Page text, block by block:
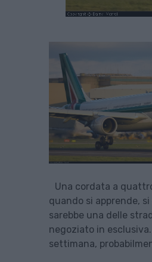
Una cordata a
quando si apprende,
sarebbe una delle
negoziato in
settimana,